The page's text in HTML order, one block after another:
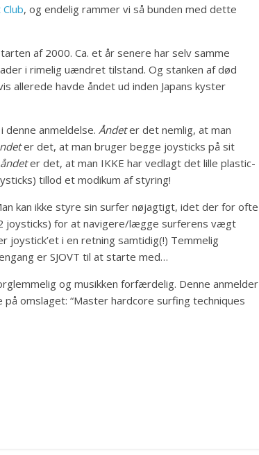
, og endelig rammer vi så bunden med dette
af 2000. Ca. et år senere har selv samme
i rimelig uændret tilstand. Og stanken af død
allerede havde åndet ud inden Japans kyster
anmeldelse. Åndeter det nemlig, at man
er det, at man bruger begge joysticks på sit
er det, at man IKKE har vedlagt det lille plastic-
tillod et modikum af styring!
kan ikke styre sin surfer nøjagtigt, idet der for ofte
joysticks) for at navigere/lægge surferens vægt
i en retning samtidig(!) Temmelig
er SJOVT til at starte med…
og musikken forfærdelig. Denne anmelder
omslaget: “Master hardcore surfing techniques